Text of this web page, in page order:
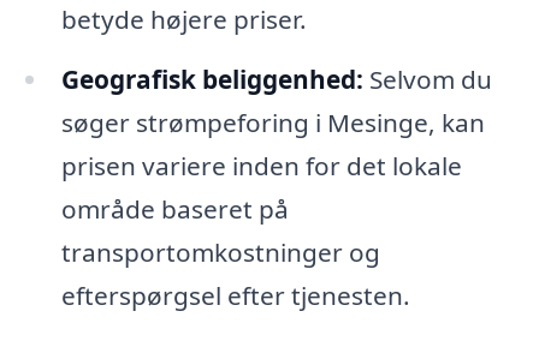
betyde højere priser.
Geografisk beliggenhed: Selvom du
søger strømpeforing i Mesinge, kan
prisen variere inden for det lokale
område baseret på
transportomkostninger og
efterspørgsel efter tjenesten.